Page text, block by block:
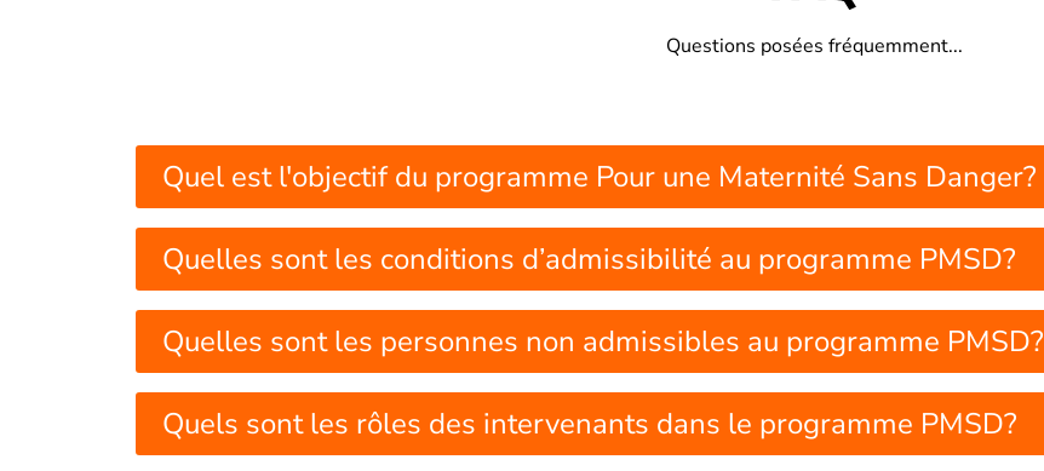
Questions posées fréquemment...
Quel est l'objectif du programme Pour une Maternité Sans Danger?
Quelles sont les conditions d’admissibilité au programme PMSD?
Quelles sont les personnes non admissibles au programme PMSD?
Quels sont les rôles des intervenants dans le programme PMSD?